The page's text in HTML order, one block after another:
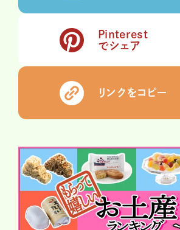
Pinterest
でシェア
リンクをコピー